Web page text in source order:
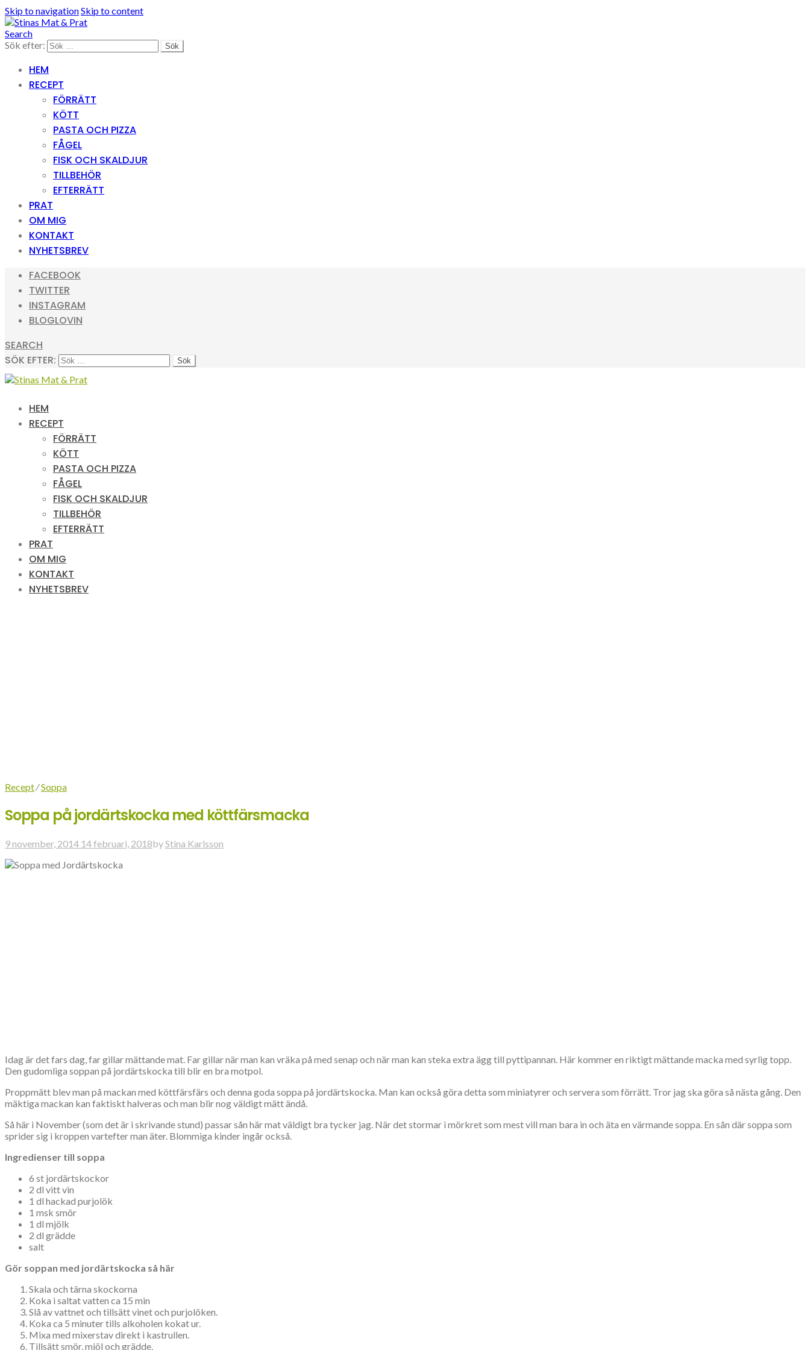
Skip to navigationSkip to content
Search
Sök efter:
HEM
RECEPT
FÖRRÄTT
KÖTT
PASTA OCH PIZZA
FÅGEL
FISK OCH SKALDJUR
TILLBEHÖR
EFTERRÄTT
PRAT
OM MIG
KONTAKT
NYHETSBREV
FACEBOOK
TWITTER
INSTAGRAM
BLOGLOVIN
SEARCH
SÖK EFTER:
HEM
RECEPT
FÖRRÄTT
KÖTT
PASTA OCH PIZZA
FÅGEL
FISK OCH SKALDJUR
TILLBEHÖR
EFTERRÄTT
PRAT
OM MIG
KONTAKT
NYHETSBREV
Recept⁄Soppa
Soppa på jordärtskocka med köttfärsmacka
9 november, 2014 14 februari, 2018byStina Karlsson
Idag är det fars dag, far gillar mättande mat. Far gillar när man kan vräka på med senap och när man kan steka extra ägg till pyttipannan. Här kommer en riktigt mättande macka med syrlig topp.
Den gudomliga soppan på jordärtskocka till blir en bra motpol.
Proppmätt blev man på mackan med köttfärsfärs och denna goda soppa på jordärtskocka. Man kan också göra detta som miniatyrer och servera som förrätt. Tror jag ska göra så nästa gång. Den
mäktiga mackan kan faktiskt halveras och man blir nog väldigt mätt ändå.
Så här i November (som det är i skrivande stund) passar sån här mat väldigt bra tycker jag. När det stormar i mörkret som mest vill man bara in och äta en värmande soppa. En sån där soppa som
sprider sig i kroppen vartefter man äter. Blommiga kinder ingår också.
Ingredienser till soppa
6 st jordärtskockor
2 dl vitt vin
1 dl hackad purjolök
1 msk smör
1 dl mjölk
2 dl grädde
salt
Gör soppan med jordärtskocka så här
Skala och tärna skockorna
Koka i saltat vatten ca 15 min
Slå av vattnet och tillsätt vinet och purjolöken.
Koka ca 5 minuter tills alkoholen kokat ur.
Mixa med mixerstav direkt i kastrullen.
Tillsätt smör, mjöl och grädde.